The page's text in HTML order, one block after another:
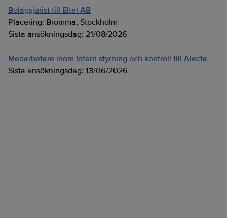
Bolagsjurist till Eltel AB
Placering: Bromma, Stockholm
Sista ansökningsdag: 21/08/2026
Medarbetare inom Intern styrning och kontroll till Alecta
Sista ansökningsdag: 13/06/2026